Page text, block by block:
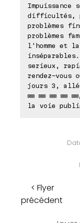
Impuissance
difficultés,
problèmes
problèmes
l'homme et la
serieux,
rendez-vous
jours 3, allée
⊠⊠ ⊠⊠ ⊠⊠ ⊠⊠
la voie
< Flyer
précédent